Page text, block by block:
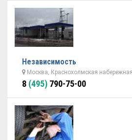
Независимость
Москва, Краснохолмская
8 (495) 790-75-00